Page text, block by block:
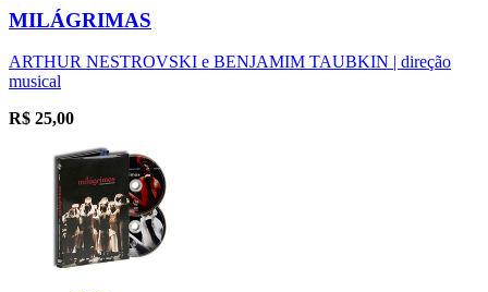
MILÁGRIMAS
ARTHUR NESTROVSKI e BENJAMIM TAUBKIN | direção
musical
R$ 25,00